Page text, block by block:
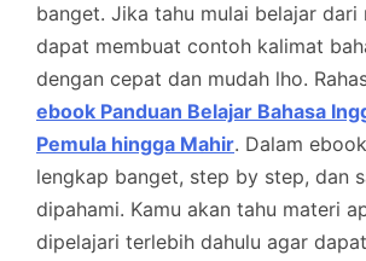
banget. Jika tahu mulai belajar dari
dapat membuat contoh kalimat
dengan cepat dan mudah lho.
ebook Panduan Belajar Bahasa
Pemula hingga Mahir. Dalam
lengkap banget, step by step, dan
dipahami. Kamu akan tahu materi
dipelajari terlebih dahulu agar